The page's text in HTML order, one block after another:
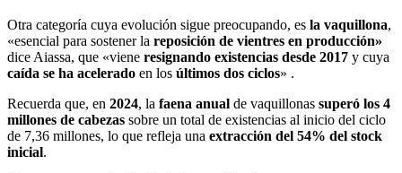
Otra categoría cuya evolución sigue preocupando, es la vaquillona,
«esencial para sostener la reposición de vientres en producción»
dice Aiassa, que «viene resignando existencias desde 2017 y cuya
caída se ha acelerado en los últimos dos ciclos» .
Recuerda que, en 2024, la faena anual de vaquillonas superó los 4
millones de cabezas sobre un total de existencias al inicio del ciclo
de 7,36 millones, lo que refleja una extracción del 54% del stock
inicial.